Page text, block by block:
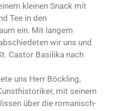
kleinen Snack mit
Tee in den
ein. Mit langem
wir uns und
Castor Basilika nach
uns Herr Böckling,
mit seinem
über die romanisch-